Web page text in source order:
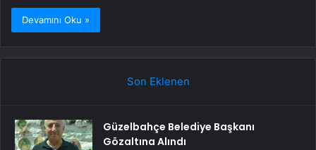
Devamını Oku »
Son Eklenen
Güzelbahçe Belediye Başkanı
Gözaltına Alındı